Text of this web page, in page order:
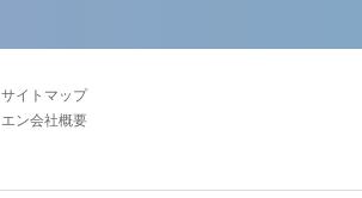
サイトマップ
エン会社概要